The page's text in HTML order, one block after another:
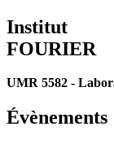
Institut
FOURIER
UMR 5582 -
Évènements